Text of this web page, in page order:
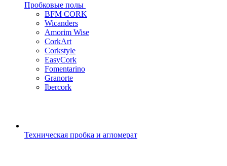
Пробковые полы
BFM CORK
Wicanders
Amorim Wise
CorkArt
Corkstyle
EasyCork
Fomentarino
Granorte
Ibercork
Техническая пробка и агломерат